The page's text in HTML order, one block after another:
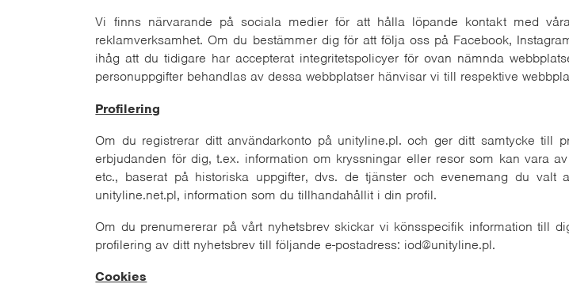
Vi finns närvarande på sociala medier för att hålla löpande kontakt med
reklamverksamhet. Om du bestämmer dig för att följa oss på Facebook,
ihåg att du tidigare har accepterat integritetspolicyer för ovan nämnda
personuppgifter behandlas av dessa webbplatser hänvisar vi till respektive
Profilering
Om du registrerar ditt användarkonto på unityline.pl. och ger ditt samtycke till
erbjudanden för dig, t.ex. information om kryssningar eller resor som kan vara
etc., baserat på historiska uppgifter, dvs. de tjänster och evenemang du
unityline.net.pl, information som du tillhandahållit i din profil.
Om du prenumererar på vårt nyhetsbrev skickar vi könsspecifik information till
profilering av ditt nyhetsbrev till följande e-postadress: iod@unityline.pl.
Cookies